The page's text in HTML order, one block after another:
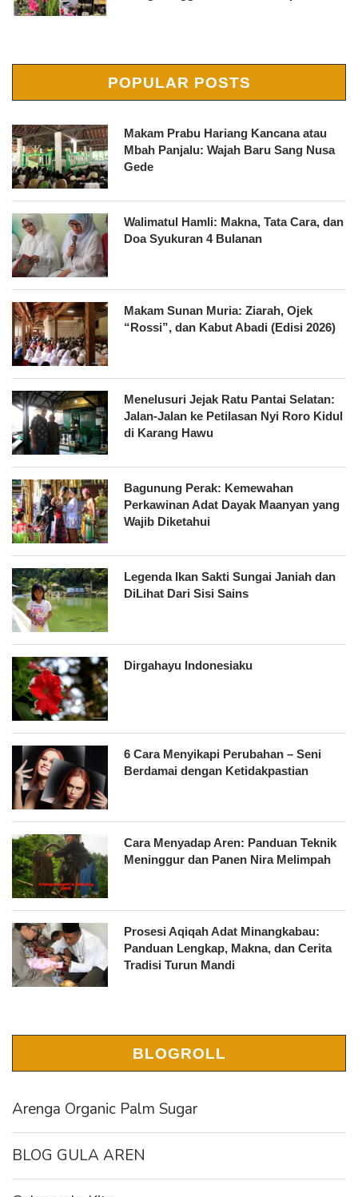
POPULAR POSTS
Makam Prabu Hariang Kancana atau
Mbah Panjalu: Wajah Baru Sang Nusa
Gede
Walimatul Hamli: Makna, Tata Cara, dan
Doa Syukuran 4 Bulanan
Makam Sunan Muria: Ziarah, Ojek
“Rossi”, dan Kabut Abadi (Edisi 2026)
Menelusuri Jejak Ratu Pantai Selatan:
Jalan-Jalan ke Petilasan Nyi Roro Kidul
di Karang Hawu
Bagunung Perak: Kemewahan
Perkawinan Adat Dayak Maanyan yang
Wajib Diketahui
Legenda Ikan Sakti Sungai Janiah dan
DiLihat Dari Sisi Sains
Dirgahayu Indonesiaku
6 Cara Menyikapi Perubahan – Seni
Berdamai dengan Ketidakpastian
Cara Menyadap Aren: Panduan Teknik
Meninggur dan Panen Nira Melimpah
Prosesi Aqiqah Adat Minangkabau:
Panduan Lengkap, Makna, dan Cerita
Tradisi Turun Mandi
BLOGROLL
Arenga Organic Palm Sugar
BLOG GULA AREN